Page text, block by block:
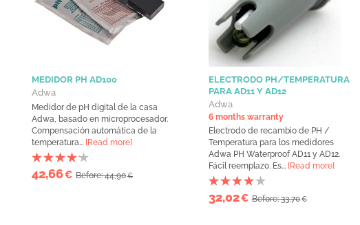
MEDIDOR PH AD100
Adwa
Medidor de pH digital de la casa
Adwa, basado en microprocesador.
Compensación automática de la
temperatura... [Read more]
42,66€ Before: 44,90€
ELECTRODO PH/TEMPERATURA
PARA AD11 Y AD12
Adwa
6 months warranty
Electrodo de recambio de PH /
Temperatura para los medidores
Adwa PH Waterproof AD11 y AD12.
Fácil reemplazo. Es... [Read more]
32,02€ Before: 33,70€